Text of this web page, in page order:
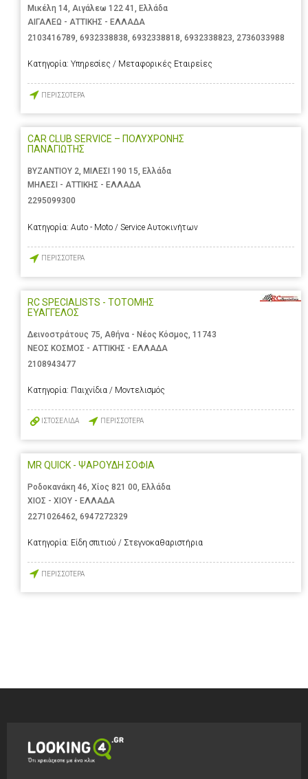
Μικέλη 14, Αιγάλεω 122 41, Ελλάδα
ΑΙΓΑΛΕΩ - ΑΤΤΙΚΗΣ - ΕΛΛΑΔΑ
2103416789, 6932338838, 6932338818, 6932338823, 2736033988
Κατηγορία: Υπηρεσίες / Μεταφορικές Εταιρείες
ΠΕΡΙΣΣΟΤΕΡΑ
CAR CLUB SERVICE – ΠΟΛΥΧΡΟΝΗΣ
ΠΑΝΑΓΙΩΤΗΣ
ΒΥΖΑΝΤΙΟΥ 2, ΜΙΛΕΣΙ 190 15, Ελλάδα
ΜΗΛΕΣΙ - ΑΤΤΙΚΗΣ - ΕΛΛΑΔΑ
2295099300
Κατηγορία: Auto - Moto / Service Αυτοκινήτων
ΠΕΡΙΣΣΟΤΕΡΑ
RC SPECIALISTS - ΤΟΤΟΜΗΣ
ΕΥΑΓΓΕΛΟΣ
Δεινοστράτους 75, Αθήνα - Νέος Κόσμος, 11743
ΝΕΟΣ ΚΟΣΜΟΣ - ΑΤΤΙΚΗΣ - ΕΛΛΑΔΑ
2108943477
Κατηγορία: Παιχνίδια / Μοντελισμός
ΙΣΤΟΣΕΛΙΔΑ ΠΕΡΙΣΣΟΤΕΡΑ
MR QUICK - ΨΑΡΟΥΔΗ ΣΟΦΙΑ
Ροδοκανάκη 46, Χίος 821 00, Ελλάδα
ΧΙΟΣ - ΧΙΟΥ - ΕΛΛΑΔΑ
2271026462, 6947272329
Κατηγορία: Είδη σπιτιού / Στεγνοκαθαριστήρια
ΠΕΡΙΣΣΟΤΕΡΑ